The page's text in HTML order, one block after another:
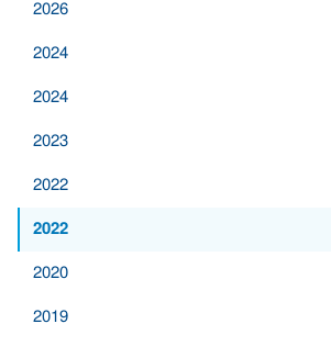
2026
2024
2024
2023
2022
2022
2020
2019